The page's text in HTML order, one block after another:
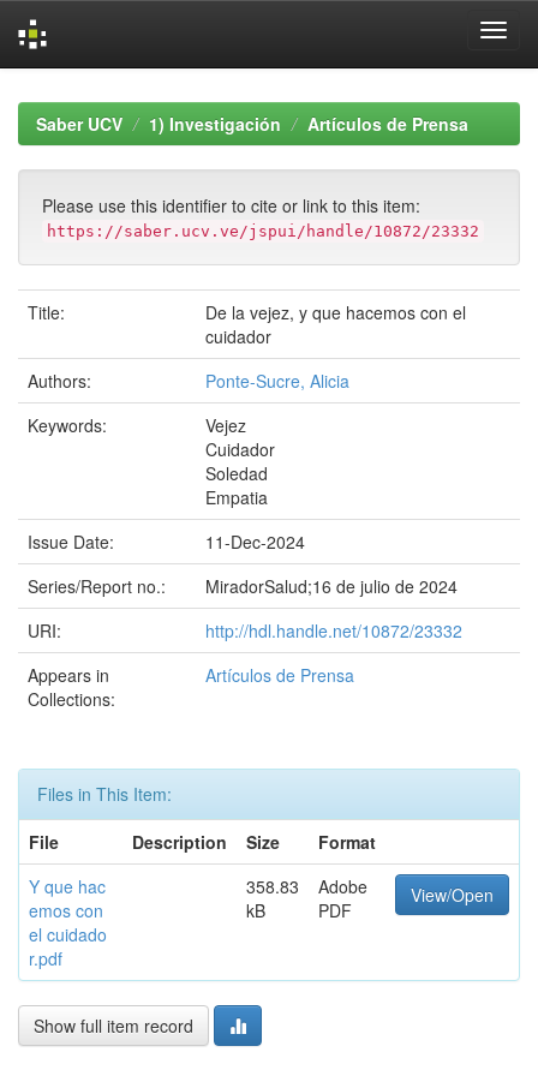
navigationSaber UCV 1) Investigación Artículos de Prensa
Please use this identifier to cite or link to this item:
https://saber.ucv.ve/jspui/handle/10872/23332
Title:
De la vejez, y que hacemos con el
cuidador
Authors:
Ponte-Sucre, Alicia
Keywords:
Vejez
Cuidador
Soledad
Empatia
Issue Date:
11-Dec-2024
Series/Report no.:
MiradorSalud;16 de julio de 2024
URI:
http://hdl.handle.net/10872/23332
Appears in
Collections:
Artículos de Prensa
Files in This Item:
File
Description Size
Format
Y que hac
emos con
el cuidado
r.pdf
358.83
kB
Adobe
PDF
View/Open
Show full item record